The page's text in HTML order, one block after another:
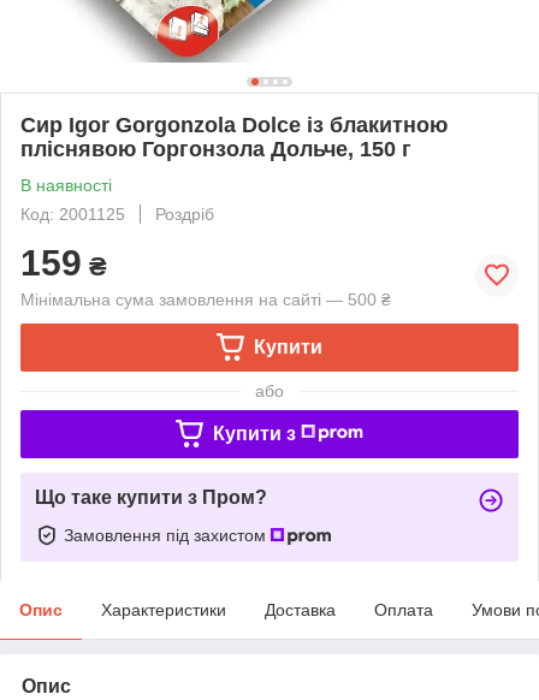
Сир Igor Gorgonzola Dolce із блакитною
пліснявою Горгонзола Дольче, 150 г
В наявності
Код: 2001125
Роздріб
159 ₴
Мінімальна сума замовлення на сайті — 500 ₴
Купити
або
Купити з
Що таке купити з Пром?
Замовлення під захистом
Опис Характеристики Доставка Оплата Умови
Опис